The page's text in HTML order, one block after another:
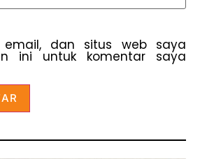
email, dan situs web saya
ini untuk komentar saya